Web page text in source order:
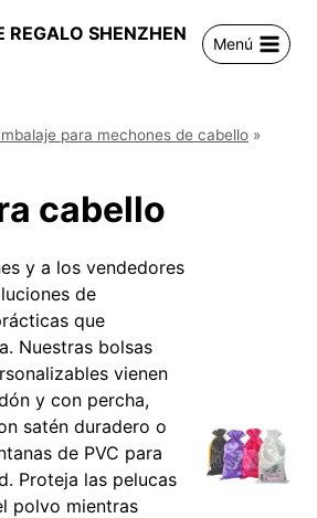
REGALO SHENZHEN
Menú
para mechones de cabello »
cabello
y a los vendedores
de
que
Nuestras bolsas
vienen
y con percha,
satén duradero o
de PVC para
Proteja las pelucas
polvo mientras